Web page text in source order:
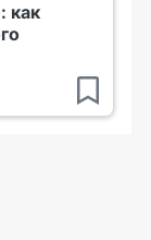
как